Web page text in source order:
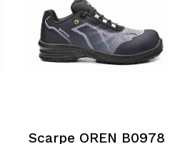
Scarpe OREN B0978